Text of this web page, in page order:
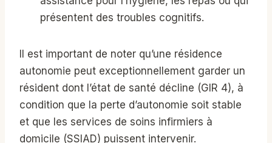
présentent des troubles cognitifs.
Il est important de noter qu’une résidence
autonomie peut exceptionnellement garder un
résident dont l’état de santé décline (GIR 4), à
condition que la perte d’autonomie soit stable
et que les services de soins infirmiers à
domicile (SSIAD) puissent intervenir.